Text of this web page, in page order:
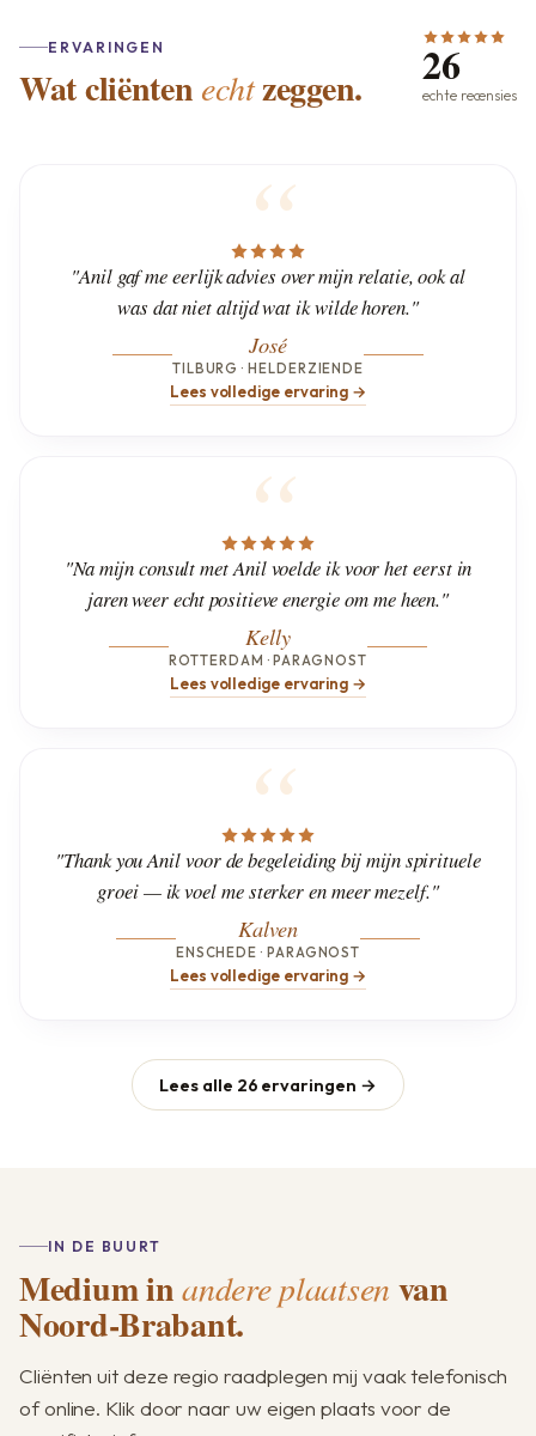
ERVARINGEN
Wat cliënten echtzeggen. 26
echte recensies
"Anil gaf me eerlijk advies over mijn relatie, ook al
was dat niet altijd wat ik wilde horen."
José
TILBURG · HELDERZIENDE
Lees volledige ervaring →
"Na mijn consult met Anil voelde ik voor het eerst in
jaren weer echt positieve energie om me heen."
Kelly
ROTTERDAM · PARAGNOST
Lees volledige ervaring →
"Thank you Anil voor de begeleiding bij mijn spirituele
groei — ik voel me sterker en meer mezelf."
Kalven
ENSCHEDE · PARAGNOST
Lees volledige ervaring →
Lees alle 26 ervaringen →
IN DE BUURT
Medium inandere plaatsen van
Noord-Brabant.
Cliënten uit deze regio raadplegen mij vaak telefonisch
of online. Klik door naar uw eigen plaats voor de